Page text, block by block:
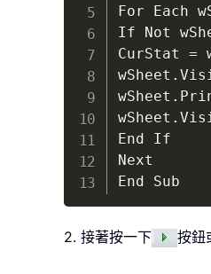
For Each
If Not
CurStat =
End If
Next
End Sub
2. 接著按一下 按鈕